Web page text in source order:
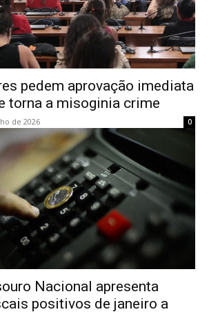
pedem aprovação imediata
torna a misoginia crime
de 2026 0
Nacional apresenta
positivos de janeiro a